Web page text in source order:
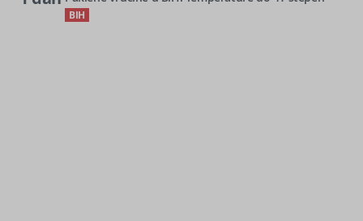
BIH